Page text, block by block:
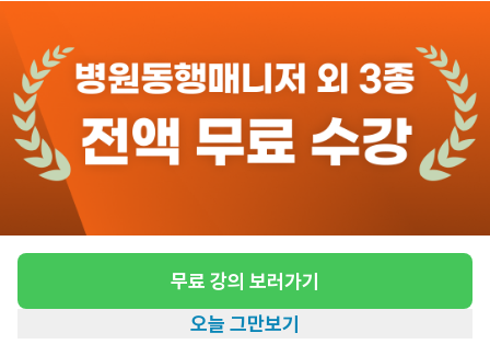
무료 강의 보러가기
오늘 그만보기